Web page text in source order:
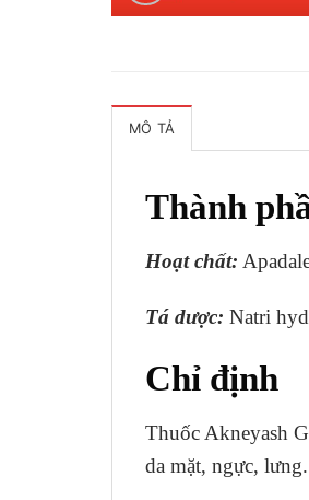
MÔ TẢ
Thành
Hoạtchất:
Tá dược: Natri
Chỉ định
Thuốc Akneyash
da mặt, ngực, lưng.